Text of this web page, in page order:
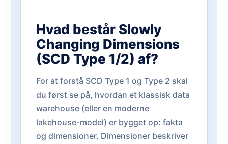
Hvad består Slowly
Changing Dimensions
(SCD Type 1/2) af?
For at forstå SCD Type 1 og Type 2 skal
du først se på, hvordan et klassisk data
warehouse (eller en moderne
lakehouse-model) er bygget op: fakta
og dimensioner. Dimensioner beskriver